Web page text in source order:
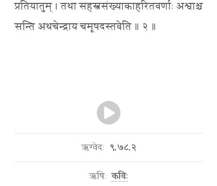
प्रतियातुम् । तथा सहस्त्रसंख्याकाहरितवर्णाः अश्वाश्च
सन्ति अथचेन्द्राय चमूषदस्तवेति ॥ २ ॥
ऋग्वेदः ९.७८.२
ऋषिः कविः